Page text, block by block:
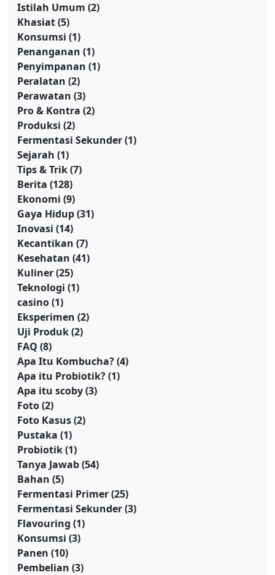
Istilah Umum (2)
Khasiat(5)
Konsumsi (1)
Penanganan (1)
Penyimpanan (1)
Peralatan (2)
Perawatan (3)
Pro & Kontra (2)
Produksi (2)
Fermentasi Sekunder(1)
Sejarah (1)
Tips & Trik(7)
Berita (128)
Ekonomi (9)
Gaya Hidup(31)
Inovasi (14)
Kecantikan (7)
Kesehatan (41)
Kuliner(25)
Teknologi (1)
casino(1)
Eksperimen (2)
Uji Produk(2)
FAQ (8)
Apa Itu Kombucha?(4)
Apa itu Probiotik?(1)
Apa itu scoby(3)
Foto(2)
Foto Kasus(2)
Pustaka (1)
Probiotik(1)
Tanya Jawab(54)
Bahan (5)
Fermentasi Primer(25)
Fermentasi Sekunder(3)
Flavouring (1)
Konsumsi (3)
Panen (10)
Pembelian (3)